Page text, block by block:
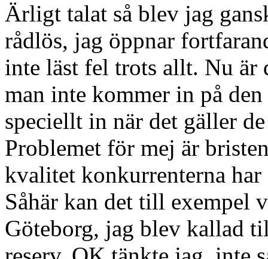
Ärligt talat så blev jag
rådlös, jag öppnar
inte läst fel trots allt. Nu är
man inte kommer in på
speciellt in när det gäller
Problemet för mej är
kvalitet konkurrenterna
Såhär kan det till exempel
Göteborg, jag blev kallad